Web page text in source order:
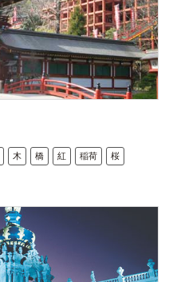
木 橋 紅 稲荷 桜